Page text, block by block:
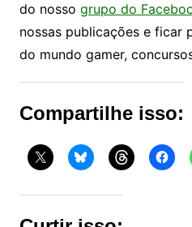
do nosso grupo do
nossas publicações e ficar
do mundo gamer,
Compartilhe isso: